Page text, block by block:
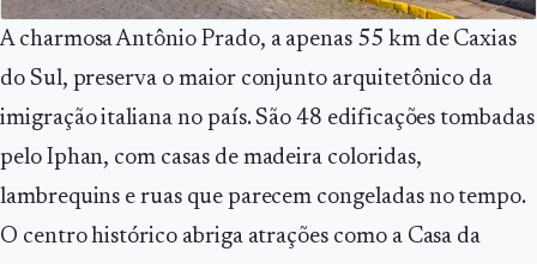
A charmosa Antônio Prado, a apenas 55 km de Caxias
do Sul, preserva o maior conjunto arquitetônico da
imigração italiana no país. São 48 edificações tombadas
pelo Iphan, com casas de madeira coloridas,
lambrequins e ruas que parecem congeladas no tempo.
O centro histórico abriga atrações como a Casa da